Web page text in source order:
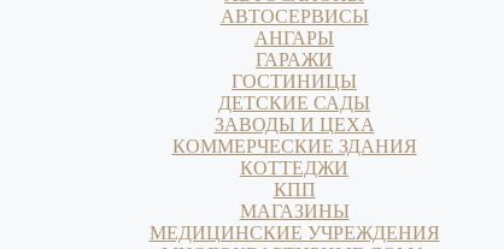
АВТОСЕРВИСЫ
АНГАРЫ
ГАРАЖИ
ГОСТИНИЦЫ
ДЕТСКИЕ САДЫ
ЗАВОДЫ И ЦЕХА
КОММЕРЧЕСКИЕ ЗДАНИЯ
КОТТЕДЖИ
КПП
МАГАЗИНЫ
МЕДИЦИНСКИЕ УЧРЕЖДЕНИЯ